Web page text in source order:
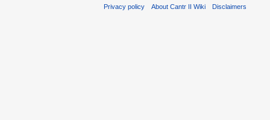
Privacy policy About Cantr II Wiki Disclaimers